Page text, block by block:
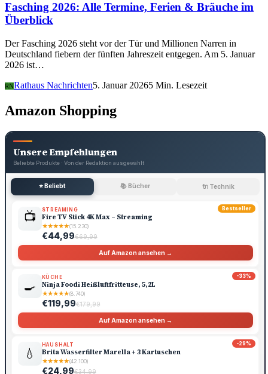
Fasching 2026: Alle Termine, Ferien & Bräuche im
Überblick
Der Fasching 2026 steht vor der Tür und Millionen Narren in
Deutschland fiebern der fünften Jahreszeit entgegen. Am 5. Januar
2026 ist…
RNRathaus Nachrichten5. Januar 20265 Min. Lesezeit
Amazon Shopping
Unsere Empfehlungen
Beliebte Produkte · Von der Redaktion ausgewählt
⭐ Beliebt 📚 Bücher 🔌 Technik
Bestseller
📺 STREAMING
Fire TV Stick 4K Max – Streaming
★★★★★(15.230)
€44,99€69,99
Auf Amazon ansehen →
-33%
🍳
KÜCHE
Ninja Foodi Heißluftfritteuse, 5,2L
★★★★★(8.740)
€119,99€179,99
Auf Amazon ansehen →
-29%
💧
HAUSHALT
Brita Wasserfilter Marella + 3 Kartuschen
★★★★★(42.100)
€24,99€34,99